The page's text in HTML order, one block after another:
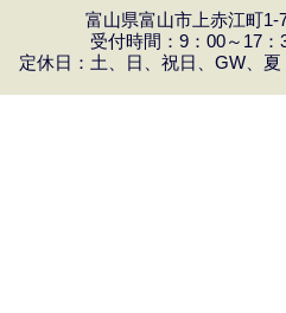
富山県富山市上赤江町1-
受付時間：9：00～17：
定休日：土、日、祝日、GW、